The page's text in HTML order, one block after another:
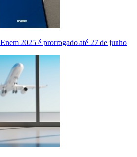
2025 é prorrogado até 27 de junho